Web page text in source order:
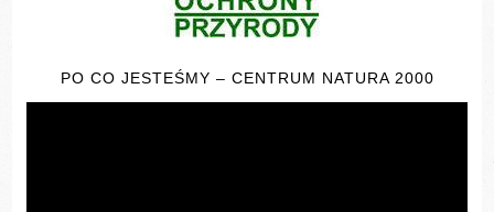
PO CO JESTEŚMY – CENTRUM NATURA 2000